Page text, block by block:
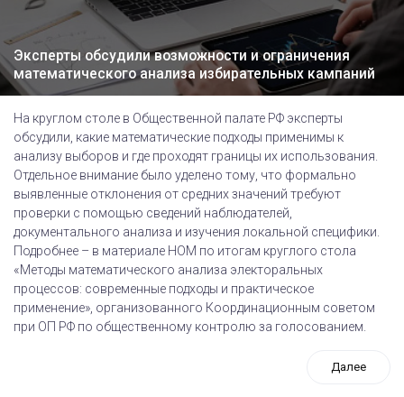
Эксперты обсудили возможности и ограничения
математического анализа избирательных кампаний
На круглом столе в Общественной палате РФ эксперты
обсудили, какие математические подходы применимы к
анализу выборов и где проходят границы их использования.
Отдельное внимание было уделено тому, что формально
выявленные отклонения от средних значений требуют
проверки с помощью сведений наблюдателей,
документального анализа и изучения локальной специфики.
Подробнее – в материале НОМ по итогам круглого стола
«Методы математического анализа электоральных
процессов: современные подходы и практическое
применение», организованного Координационным советом
при ОП РФ по общественному контролю за голосованием.
Далее